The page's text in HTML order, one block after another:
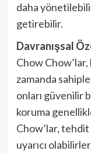
daha
getirebilir.
Davranışsal
Chow Chow’lar,
zamanda
onları güvenilir
koruma
Chow’lar,
uyarıcı